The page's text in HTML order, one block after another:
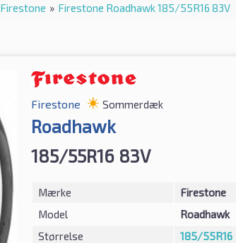
Firestone » Firestone Roadhawk 185/55R16 83V
Firestone Sommerdæk
Roadhawk
185/55R16 83V
Mærke
Firestone
Model
Roadhawk
Størrelse
185/55R16